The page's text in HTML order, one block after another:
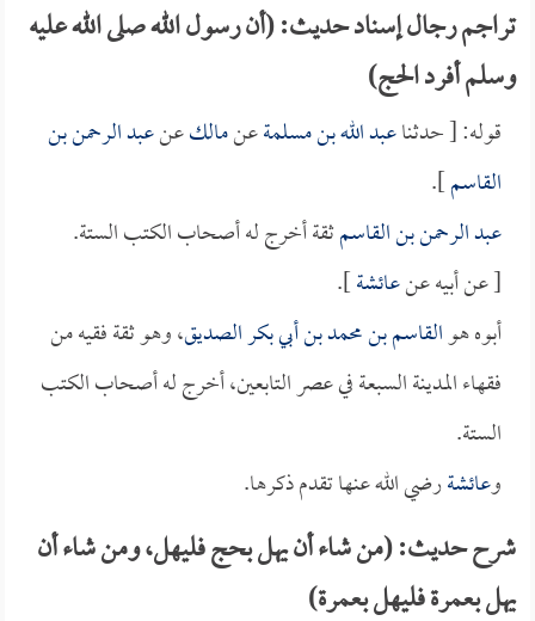
تراجم رجال إسناد حديث: (أن رسول الله صلى الله عليه
وسلم أفرد الحج)
قوله: [ حدثناعبد الله بن مسلمةعنمالكعنعبد الرحمن بن
القاسم].
عبد الرحمن بن القاسمثقة أخرج له أصحاب الكتب الستة.
[ عن أبيه عنعائشة].
أبوه هوالقاسم بن محمد بن أبي بكر الصديق، وهو ثقة فقيه من
فقهاء المدينة السبعة في عصر التابعين، أخرج له أصحاب الكتب
الستة.
وعائشةرضي الله عنها تقدم ذكرها.
شرح حديث: (من شاء أن يهل بحج فليهل، ومن شاء أن
يهل بعمرة فليهل بعمرة)